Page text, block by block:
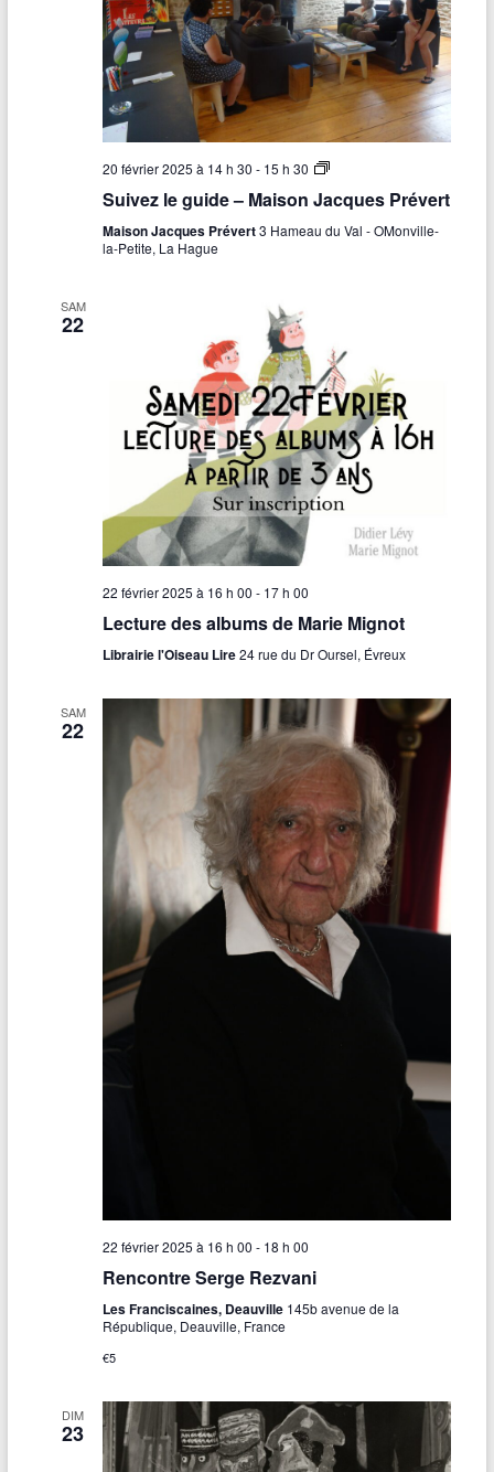
20 février 2025 à 14 h 30 - 15 h 30
S
i
e
d
e
–
M
a
i
s
o
n
s
r
v
t
Suivez le guide – Maison Jacques Prévert
Maison Jacques Prévert3 Hameau du Val - OMonville-
la-Petite, La Hague
SAM
22
22 février 2025 à 16 h 00 - 17 h 00
Lecture des albums de Marie Mignot
Librairie l'Oiseau Lire24 rue du Dr Oursel, Évreux
SAM
22
22 février 2025 à 16 h 00 - 18 h 00
Rencontre Serge Rezvani
Les Franciscaines, Deauville 145b avenue de la
République, Deauville, France
€5
DIM
23